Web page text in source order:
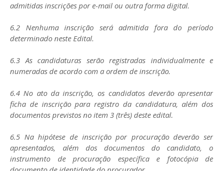
admitidas inscrições por e-mail ou outra forma digital.
6.2 Nenhuma inscrição será admitida fora do período
determinado neste Edital.
6.3 As candidaturas serão registradas individualmente e
numeradas de acordo com a ordem de inscrição.
6.4 No ato da inscrição, os candidatos deverão apresentar
ficha de inscrição para registro da candidatura, além dos
documentos previstos no item 3 (três) deste edital.
6.5 Na hipótese de inscrição por procuração deverão ser
apresentados, além dos documentos do candidato, o
instrumento de procuração específica e fotocópia de